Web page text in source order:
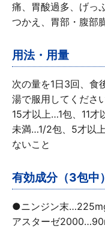
痛、胃酸過多、げっ
つかえ、胃部・腹部
用法・用量
次の量を1日3回、食
湯で服用してください
15才以上…1包、11
未満…1/2包、5才以
ないこと
有効成分（3包中）
●ニンジン末
アスターゼ